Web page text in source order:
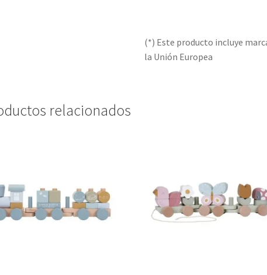
(*) Este producto incluye
la Unión Europea
relacionados